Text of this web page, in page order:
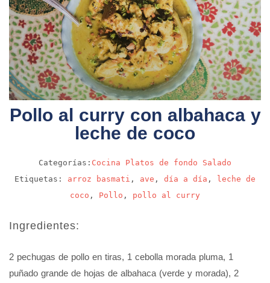
Pollo al curry con albahaca y
leche de coco
Categorías: Cocina Platos de fondo
Salado
Etiquetas: arroz basmati , ave , día a día ,
leche de
coco , Pollo , pollo al curry
Ingredientes:
2 pechugas de pollo en tiras, 1 cebolla morada pluma, 1
puñado grande de hojas de albahaca (verde y morada), 2